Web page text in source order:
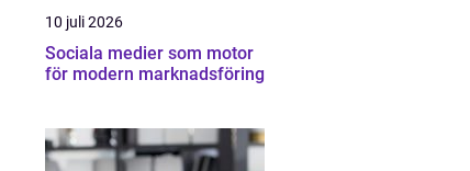
10 juli 2026
Sociala medier som motor
för modern marknadsföring